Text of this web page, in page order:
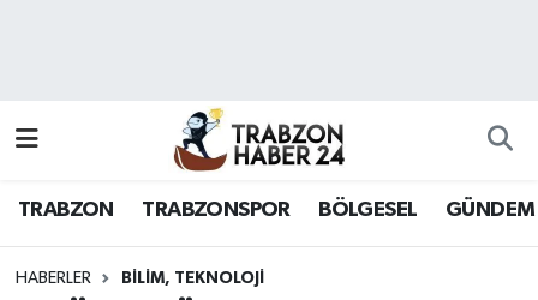
TRABZON TRABZONSPOR BÖLGESEL GÜNDEM
HABERLER BILIM, TEKNOLOJI
Hava Durumu
Namaz Vakitleri
Trafik Durumu